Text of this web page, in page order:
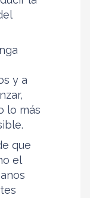
y a
lo más
que
el